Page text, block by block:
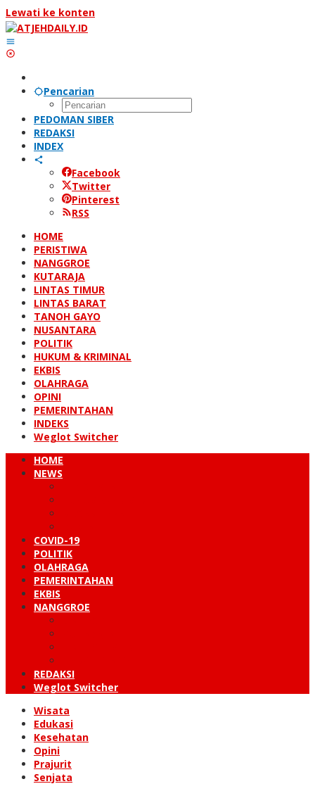
Lewati ke konten
Pencarian
PEDOMAN SIBER
REDAKSI
INDEX
Facebook
Twitter
Pinterest
RSS
HOME
PERISTIWA
NANGGROE
KUTARAJA
LINTAS TIMUR
LINTAS BARAT
TANOH GAYO
NUSANTARA
POLITIK
HUKUM & KRIMINAL
EKBIS
OLAHRAGA
OPINI
PEMERINTAHAN
INDEKS
Weglot Switcher
HOME
NEWS
COVID-19
POLITIK
OLAHRAGA
PEMERINTAHAN
EKBIS
NANGGROE
REDAKSI
Weglot Switcher
Wisata
Edukasi
Kesehatan
Opini
Prajurit
Senjata